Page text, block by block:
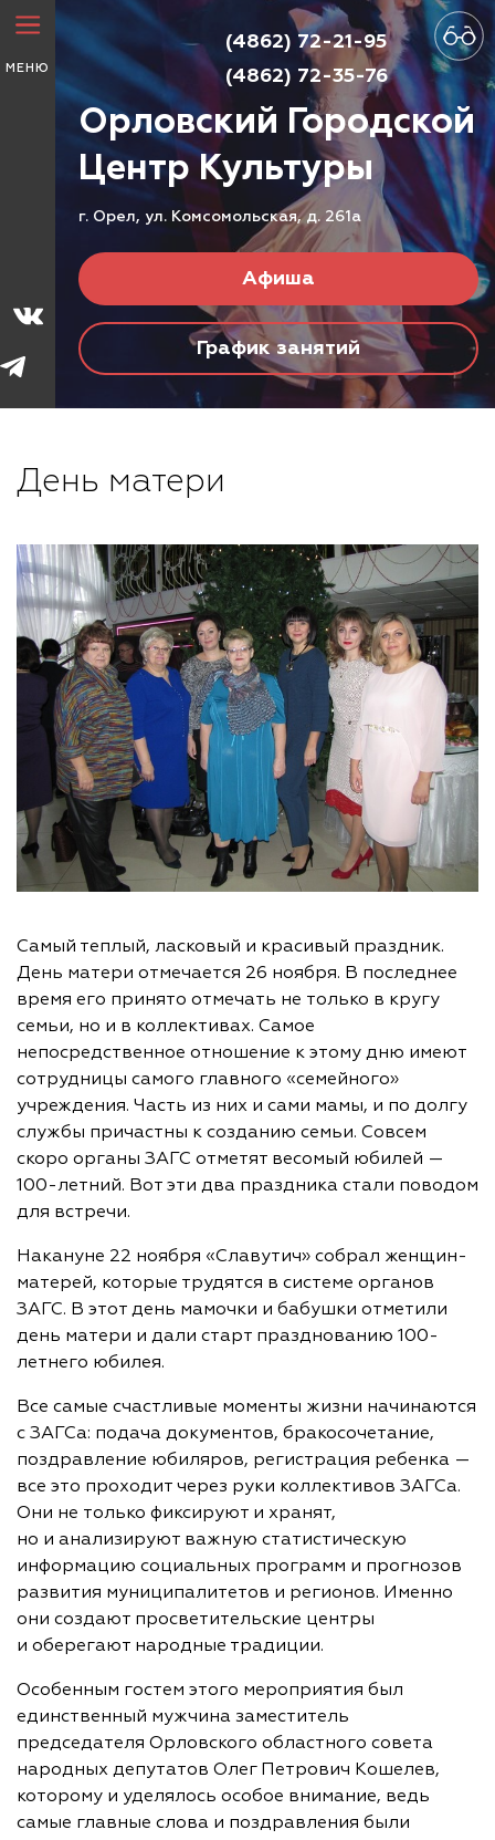
МЕНЮ
Орловский Городской
ЦентрКультуры
г. Орел, ул. Комсомольская, д. 261а
Афиша
График занятий
(4862) 72-21-95
(4862) 72-35-76
День матери
Самый теплый, ласковый и красивый праздник.
День матери отмечается 26 ноября. В последнее
время его принято отмечать не только в кругу
семьи, но и в коллективах. Самое
непосредственное отношение к этому дню имеют
сотрудницы самого главного «семейного»
учреждения. Часть из них и сами мамы, и по долгу
службы причастны к созданию семьи. Совсем
скоро органы ЗАГС отметят весомый юбилей —
100-летний. Вот эти два праздника стали поводом
для встречи.
Накануне 22 ноября «Славутич» собрал женщин-
матерей, которые трудятся в системе органов
ЗАГС. В этот день мамочки и бабушки отметили
день матери и дали старт празднованию 100-
летнего юбилея.
Все самые счастливые моменты жизни начинаются
с ЗАГСа: подача документов, бракосочетание,
поздравление юбиляров, регистрация ребенка —
все это проходит через руки коллективов ЗАГСа.
Они не только фиксируют и хранят,
но и анализируют важную статистическую
информацию социальных программ и прогнозов
развития муниципалитетов и регионов. Именно
они создают просветительские центры
и оберегают народные традиции.
Особенным гостем этого мероприятия был
единственный мужчина заместитель
председателя Орловского областного совета
народных депутатов Олег Петрович Кошелев,
которому и уделялось особое внимание, ведь
самые главные слова и поздравления были